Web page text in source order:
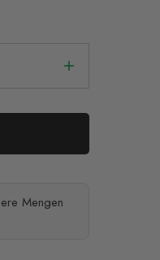
Mengen